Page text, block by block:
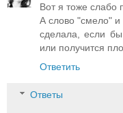
Вот я тоже слабо
А слово "смело" и
сделала, если
или получится
Ответить
Ответы